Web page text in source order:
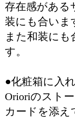
存在感がある
装にも合いま
また和装に
す。
●化粧箱に入
Orioriのスト
カードを添え